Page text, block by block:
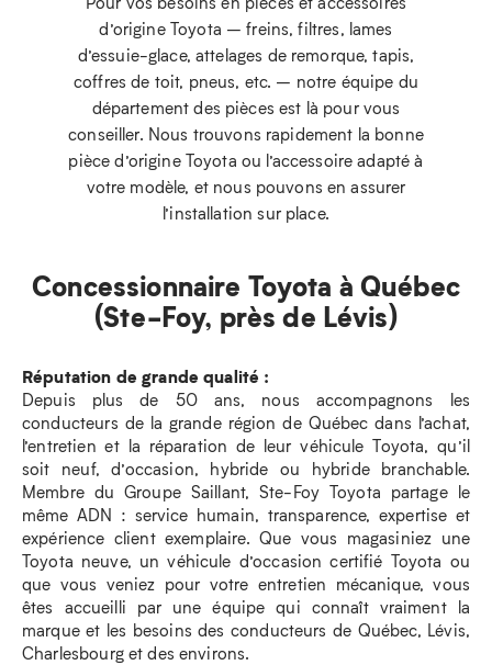
d’origine Toyota – freins, filtres, lames
d’essuie-glace, attelages de remorque, tapis,
coffres de toit, pneus, etc. – notre équipe du
département des pièces est là pour vous
conseiller. Nous trouvons rapidement la bonne
pièce d’origine Toyota ou l’accessoire adapté à
votre modèle, et nous pouvons en assurer
l’installation sur place.
Concessionnaire Toyota à Québec
(Ste-Foy, près de Lévis)
Réputation de grande qualité :
Depuis plus de 50 ans, nous accompagnons les
conducteurs de la grande région de Québec dans l’achat,
l’entretien et la réparation de leur véhicule Toyota, qu’il
soit neuf, d’occasion, hybride ou hybride branchable.
Membre du Groupe Saillant, Ste-Foy Toyota partage le
même ADN : service humain, transparence, expertise et
expérience client exemplaire. Que vous magasiniez une
Toyota neuve, un véhicule d’occasion certifié Toyota ou
que vous veniez pour votre entretien mécanique, vous
êtes accueilli par une équipe qui connaît vraiment la
marque et les besoins des conducteurs de Québec, Lévis,
Charlesbourg et des environs.